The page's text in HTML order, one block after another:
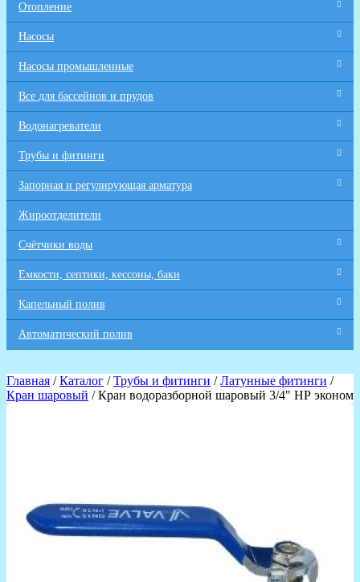
Отопление
Насосы
Насосы промышленные
Все для бaссейнов и прудов
Водонагреватели
Трубы и фитинги
Запорная и регулирующая арматура
Жироотделители
Счётчики воды
Емкости, септики, кессоны, баки
Капельный полив
Автоматический полив
Главная /Каталог /Трубы и фитинги /Латунные фитинги /
Кран шаровый / Кран водоразборной шаровый 3/4" НР эконом